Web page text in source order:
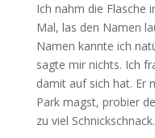
Ich nahm die Flasche
Mal, las den Namen
Namen kannte ich
sagte mir nichts. Ich
damit auf sich hat. Er
Park magst, probier
zu viel